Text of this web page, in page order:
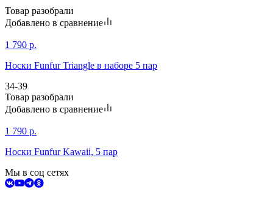
Товар разобрали
Добавлено в сравнение
1 790 р.
Носки Funfur Triangle в наборе 5 пар
34-39
Товар разобрали
Добавлено в сравнение
1 790 р.
Носки Funfur Kawaii, 5 пар
Мы в соц сетях